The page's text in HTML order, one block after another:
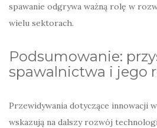
spawanie odgrywa ważną rolę w
wielu sektorach.
Podsumowanie:
spawalnictwa i jego
Przewidywania dotyczące innowacji
wskazują na dalszy rozwój